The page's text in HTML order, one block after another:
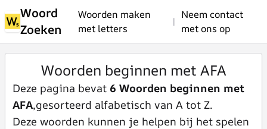
Woord
Zoeken
Woorden maken
met letters
|
Neem contact
met ons op
Woorden beginnen met AFA
Deze pagina bevat 6 Woorden beginnen met
AFA,gesorteerd alfabetisch van A tot Z.
Deze woorden kunnen je helpen bij het spelen